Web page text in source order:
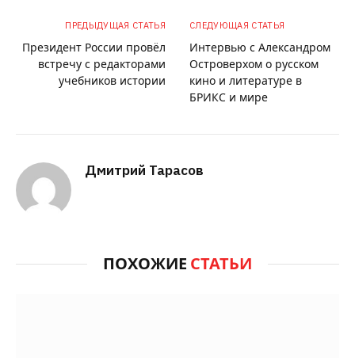
ПРЕДЫДУЩАЯ СТАТЬЯ
Президент России провёл
встречу с редакторами
учебников истории
СЛЕДУЮЩАЯ СТАТЬЯ
Интервью с Александром
Островерхом о русском
кино и литературе в
БРИКС и мире
Дмитрий Тарасов
ПОХОЖИЕ СТАТЬИ